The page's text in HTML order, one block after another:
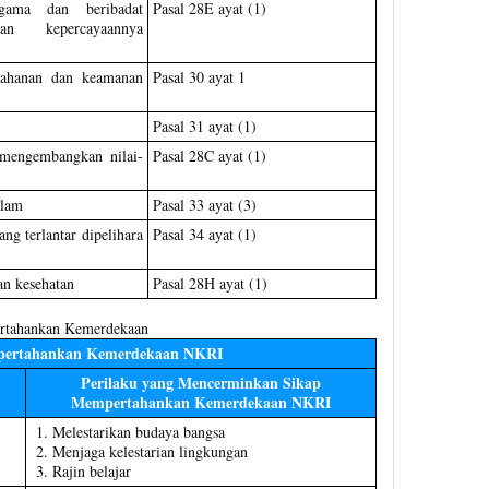
dan beribadat
kepercayaannya
Pasal 28E ayat (1)
dan keamanan Pasal 30 ayat 1
Pasal 31 ayat (1)
nilai- Pasal 28C ayat (1)
Pasal 33 ayat (3)
terlantar dipelihara Pasal 34 ayat (1)
kesehatan Pasal 28H ayat (1)
Kemerdekaan
Kemerdekaan NKRI
Perilaku yang Mencerminkan Sikap
Mempertahankan Kemerdekaan NKRI
Melestarikan budaya bangsa
Menjaga kelestarian lingkungan
Rajin belajar